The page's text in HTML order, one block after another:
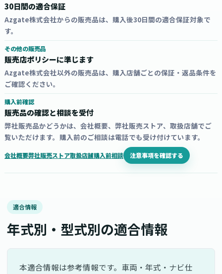
30日間の適合保証
Azgate株式会社からの販売品は、購入後30日間の適合保証対象で
す。
その他の販売品
販売店ポリシーに準じます
Azgate株式会社以外の販売品は、購入店舗ごとの保証・返品条件を
ご確認ください。
購入前確認
販売品の確認と相談を受付
弊社販売品かどうかは、会社概要、弊社販売ストア、取扱店舗でご
覧いただけます。購入前のご相談は電話でも受け付けています。
会社概要弊社販売ストア取扱店舗購入前相談 注意事項を確認する
適合情報
年式別・型式別の適合情報
本適合情報は参考情報です。車両・年式・ナビ仕